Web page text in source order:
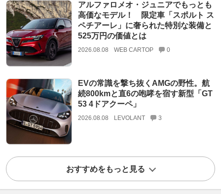
アルファロメオ・ジュニアでもっとも
高価なモデル！ 限定車「スポルト ス
ペチアーレ」に奢られた特別な装備と
525万円の価値とは
2026.08.08 WEB CARTOP 0
EVの常識を撃ち抜くAMGの野性。航
続800kmと直6の咆哮を宿す新型「GT
53 4ドアクーペ」
2026.08.08 LEVOLANT 3
おすすめをもっと見る